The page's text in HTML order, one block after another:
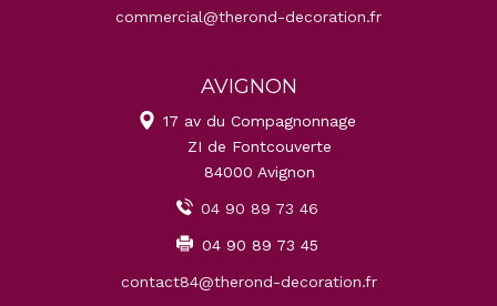
commercial@therond-decoration.fr
AVIGNON
17 av du Compagnonnage
ZI de Fontcouverte
84000 Avignon
04 90 89 73 46
04 90 89 73 45
contact84@therond-decoration.fr